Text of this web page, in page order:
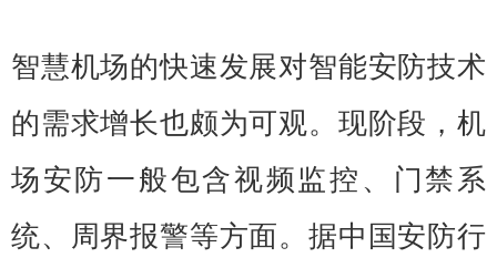
智慧机场的快速发展对智能安防技术
的需求增长也颇为可观。现阶段，机
场安防一般包含视频监控、门禁系
统、周界报警等方面。据中国安防行